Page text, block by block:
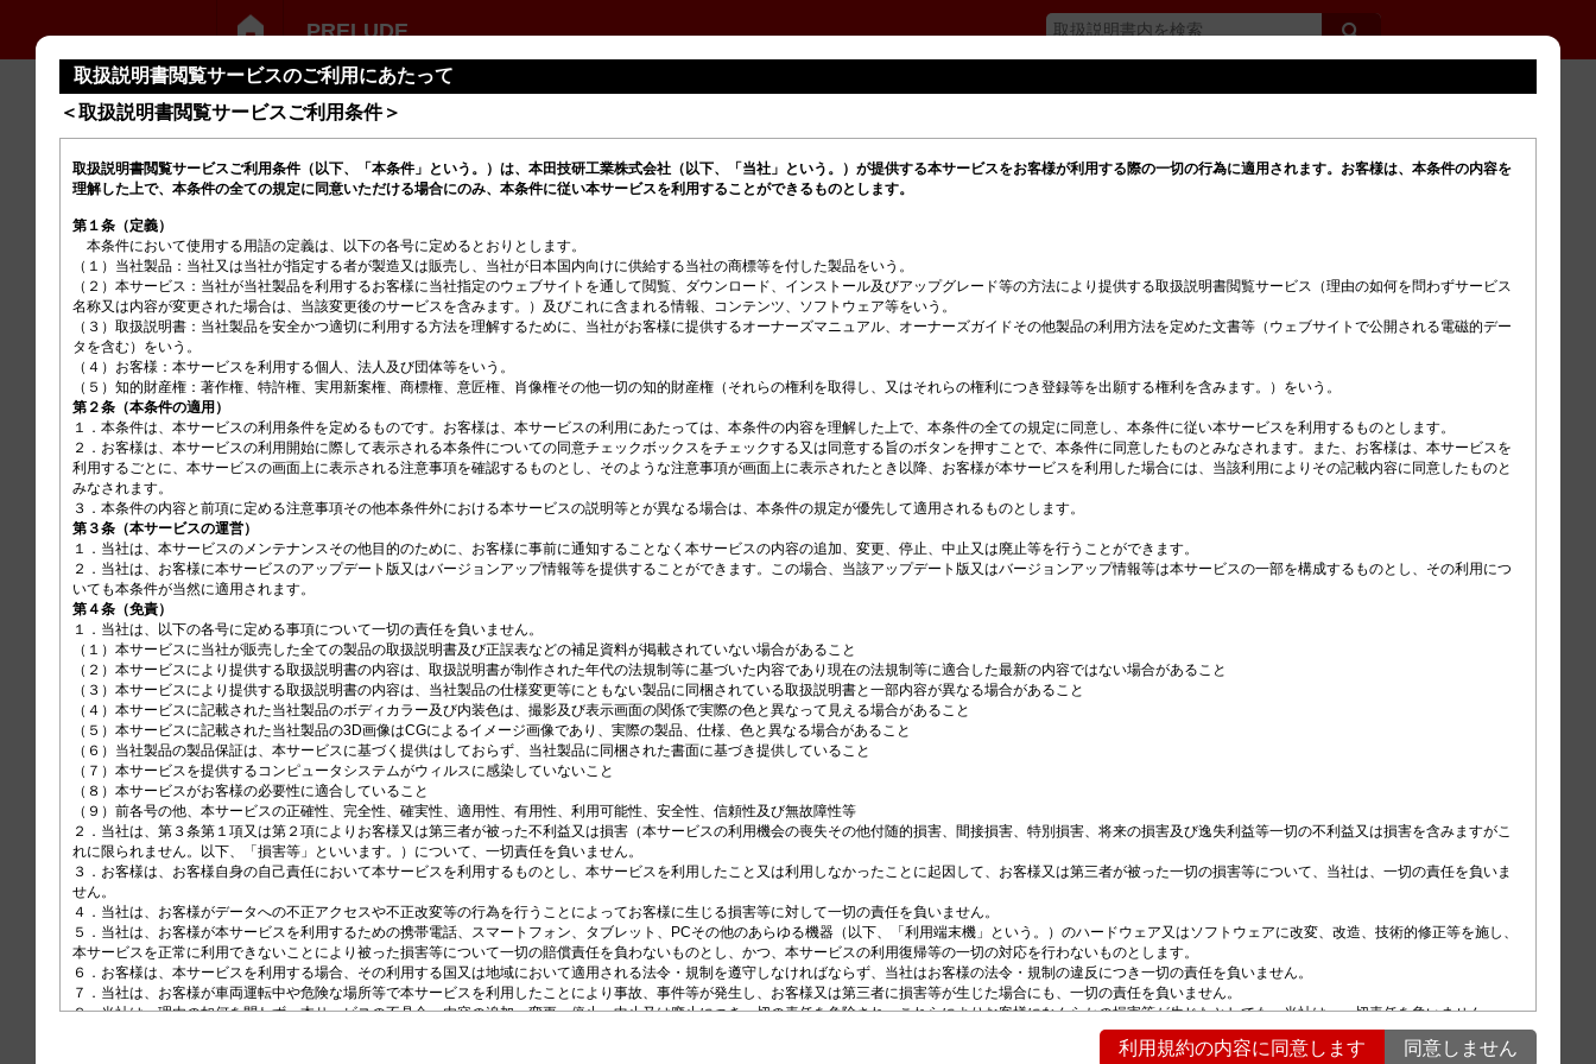
取扱説明書閲覧サービスのご利用にあたって
＜取扱説明書閲覧サービスご利用条件＞
取扱説明書閲覧サービスご利用条件（以下、「本条件」という。）は、本田技研工業株式会社（以下、「当社」という。）が提供する本サービスをお客様が利用する際の一切の行為に適用されます。お客様は、本条件の内容を
理解した上で、本条件の全ての規定に同意いただける場合にのみ、本条件に従い本サービスを利用することができるものとします。
第１条（定義）
本条件において使用する用語の定義は、以下の各号に定めるとおりとします。
（１）当社製品：当社又は当社が指定する者が製造又は販売し、当社が日本国内向けに供給する当社の商標等を付した製品をいう。
（２）本サービス：当社が当社製品を利用するお客様に当社指定のウェブサイトを通して閲覧、ダウンロード、インストール及びアップグレード等の方法により提供する取扱説明書閲覧サービス（理由の如何を問わずサービス
名称又は内容が変更された場合は、当該変更後のサービスを含みます。）及びこれに含まれる情報、コンテンツ、ソフトウェア等をいう。
（３）取扱説明書：当社製品を安全かつ適切に利用する方法を理解するために、当社がお客様に提供するオーナーズマニュアル、オーナーズガイドその他製品の利用方法を定めた文書等（ウェブサイトで公開される電磁的デー
タを含む）をいう。
（４）お客様：本サービスを利用する個人、法人及び団体等をいう。
第２条（本条件の適用）
１．本条件は、本サービスの利用条件を定めるものです。お客様は、本サービスの利用にあたっては、本条件の内容を理解した上で、本条件の全ての規定に同意し、本条件に従い本サービスを利用するものとします。
２．お客様は、本サービスの利用開始に際して表示される本条件についての同意チェックボックスをチェックする又は同意する旨のボタンを押すことで、本条件に同意したものとみなされます。また、お客様は、本サービスを
利用するごとに、本サービスの画面上に表示される注意事項を確認するものとし、そのような注意事項が画面上に表示されたとき以降、お客様が本サービスを利用した場合には、当該利用によりその記載内容に同意したものと
みなされます。
第３条（本サービスの運営）
１．当社は、本サービスのメンテナンスその他目的のために、お客様に事前に通知することなく本サービスの内容の追加、変更、停止、中止又は廃止等を行うことができます。
２．当社は、お客様に本サービスのアップデート版又はバージョンアップ情報等を提供することができます。この場合、当該アップデート版又はバージョンアップ情報等は本サービスの一部を構成するものとし、その利用につ
第４条（免責）
１．当社は、以下の各号に定める事項について一切の責任を負いません。
（１）本サービスに当社が販売した全ての製品の取扱説明書及び正誤表などの補足資料が掲載されていない場合があること
（２）本サービスにより提供する取扱説明書の内容は、取扱説明書が制作された年代の法規制等に基づいた内容であり現在の法規制等に適合した最新の内容ではない場合があること
（３）本サービスにより提供する取扱説明書の内容は、当社製品の仕様変更等にともない製品に同梱されている取扱説明書と一部内容が異なる場合があること
（４）本サービスに記載された当社製品のボディカラー及び内装色は、撮影及び表示画面の関係で実際の色と異なって見える場合があること
（５）本サービスに記載された当社製品の3D画像はCGによるイメージ画像であり、実際の製品、仕様、色と異なる場合があること
（６）当社製品の製品保証は、本サービスに基づく提供はしておらず、当社製品に同梱された書面に基づき提供していること
（７）本サービスを提供するコンピュータシステムがウィルスに感染していないこと
（８）本サービスがお客様の必要性に適合していること
（９）前各号の他、本サービスの正確性、完全性、確実性、適用性、有用性、利用可能性、安全性、信頼性及び無故障性等
２．当社は、第３条第１項又は第２項によりお客様又は第三者が被った不利益又は損害（本サービスの利用機会の喪失その他付随的損害、間接損害、特別損害、将来の損害及び逸失利益等一切の不利益又は損害を含みますがこ
れに限られません。以下、「損害等」といいます。）について、一切責任を負いません。
３．お客様は、お客様自身の自己責任において本サービスを利用するものとし、本サービスを利用したこと又は利用しなかったことに起因して、お客様又は第三者が被った一切の損害等について、当社は、一切の責任を負いま
せん。
４．当社は、お客様がデータへの不正アクセスや不正改変等の行為を行うことによってお客様に生じる損害等に対して一切の責任を負いません。
５．当社は、お客様が本サービスを利用するための携帯電話、スマートフォン、タブレット、PCその他のあらゆる機器（以下、「利用端末機」という。）のハードウェア又はソフトウェアに改変、改造、技術的修正等を施し、
本サービスを正常に利用できないことにより被った損害等について一切の賠償責任を負わないものとし、かつ、本サービスの利用復帰等の一切の対応を行わないものとします。
６．お客様は、本サービスを利用する場合、その利用する国又は地域において適用される法令・規制を遵守しなければならず、当社はお客様の法令・規制の違反につき一切の責任を負いません。
７．当社は、お客様が車両運転中や危険な場所等で本サービスを利用したことにより事故、事件等が発生し、お客様又は第三者に損害等が生じた場合にも、一切の責任を負いません。
８．当社は、理由の如何を問わず、本サービスの不具合、内容の追加、変更、停止、中止又は廃止につき一切の責任を免除され、これらによりお客様になんらかの損害等が生じたとしても、当社は、一切責任を負いません。
９．本条件が消費者契約法第２条第３項の消費者契約に該当し、かつ、当社が債務不履行又は不法行為に基づき損害賠償責任を負う場合については、本条件のうち、当社の損害賠償責任を完全に免責する規定は適用されないも
のとします。この場合において、当社は、当社に故意又は重過失がある場合を除いて、当該お客様が直接かつ現実に被った損害を上限として損害賠償責任を負うものとし、第４条第２項に定める損害等（損害発生につき予見
利用規約の内容に同意します 同意しません
PRELUDE
ターに切り替わります。
とS＋(
)が表示されます。
Honda S＋ Shiftの作動
Honda S+ Shiftスイッチを押すことでシステムのONとOFFを切り替えることができます。
システムがONのときもドライブモードの変更が可能です。
OFFのときにスイッチを長押しするとINDIVIDUALモードに変更されます。
ドライブモード
パワーモードをOFFモードにする度にシステムはOFFになります。
システムがONのときに渋滞追従機能付アダプティブクルーズコントロール（ACC）を作動させる
とシステムはOFFになります。
運転状況などによってはシステムをONにできない場合があります。そのときメッセージが表示さ
運転の前に
パワーシステムの起動・停止
シフト操作
ブレーキ
発進・走行中
駐停車
リアワイドカメラシステム
給油
ウィンカー・ライト
ワイパー・ウォッシャー
デフロスター（くもり止め）
走行に関する機能
ドライブモード
減速セレクター
Honda S+ Shift
車両接近通報装置
VSA（ビークルスタビリティアシス
ト）
アジャイルハンドリングアシスト
各部の操作
安全運転支援システム
メーターについて
メンテナンス